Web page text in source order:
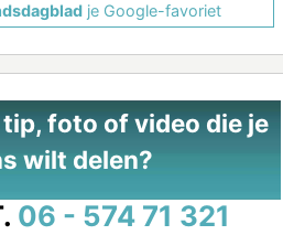
je Google-favoriet
tip, foto of video die je
wilt delen?
06 - 574 71 321